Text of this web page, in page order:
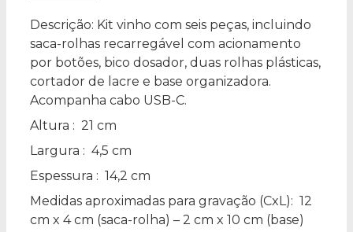
Descrição: Kit vinho com seis peças, incluindo
saca-rolhas recarregável com acionamento
por botões, bico dosador, duas rolhas plásticas,
cortador de lacre e base organizadora.
Acompanha cabo USB-C.
Altura : 21 cm
Largura : 4,5 cm
Espessura : 14,2 cm
Medidas aproximadas para gravação (CxL): 12
cm x 4 cm (saca-rolha) – 2 cm x 10 cm (base)